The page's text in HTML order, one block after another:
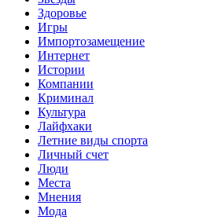
Здоровье
Игры
Импортозамещение
Интернет
Истории
Компании
Криминал
Культура
Лайфхаки
Летние виды спорта
Личный счет
Люди
Места
Мнения
Мода